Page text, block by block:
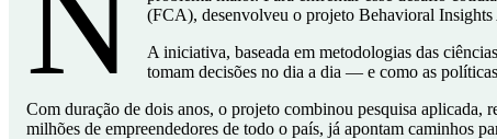
(FCA), desenvolveu o projeto Behavioral Insights
A iniciativa, baseada em metodologias das
tomam decisões no dia a dia — e como as
Com duração de dois anos, o projeto combinou pesquisa aplicada,
milhões de empreendedores de todo o país, já apontam caminhos